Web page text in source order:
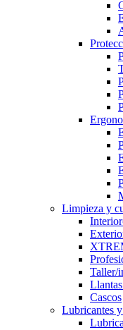
Limpieza y
Taller/
Cascos
Lubricantes